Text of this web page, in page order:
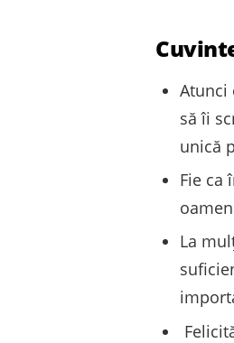
Atunci
să îi
unică
Fie ca
La